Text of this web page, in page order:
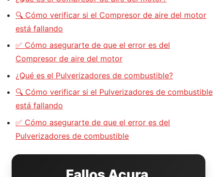
🔍 Cómo verificar si el Compresor de aire del motor
está fallando
✅ Cómo asegurarte de que el error es del
Compresor de aire del motor
¿Qué es el Pulverizadores de combustible?
🔍 Cómo verificar si el Pulverizadores de combustible
está fallando
✅ Cómo asegurarte de que el error es del
Pulverizadores de combustible